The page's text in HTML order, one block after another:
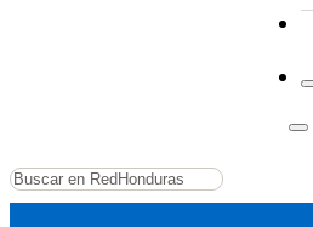
Buscar